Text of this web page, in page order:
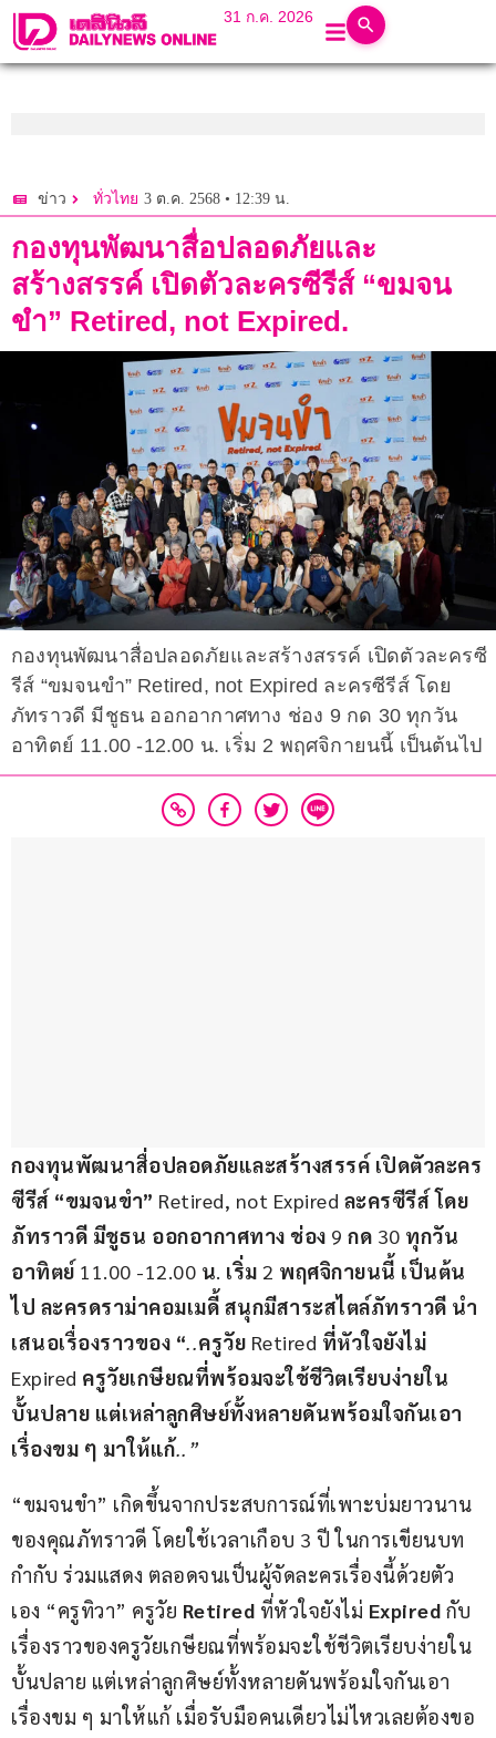
31 ก.ค. 2026
ข่าว ทั่วไทย 3 ต.ค. 2568 • 12:39 น.
กองทุนพัฒนาสื่อปลอดภัยและ
สร้างสรรค์ เปิดตัวละครซีรีส์ “ขมจน
ขำ” Retired, not Expired.
กองทุนพัฒนาสื่อปลอดภัยและสร้างสรรค์ เปิดตัวละครซี
รีส์ “ขมจนขำ” Retired, not Expired ละครซีรีส์ โดย
ภัทราวดี มีชูธน ออกอากาศทาง ช่อง 9 กด 30 ทุกวัน
อาทิตย์ 11.00 -12.00 น. เริ่ม 2 พฤศจิกายนนี้ เป็นต้นไป
กองทุนพัฒนาสื่อปลอดภัยและสร้างสรรค์ เปิดตัวละคร
ซีรีส์ “ขมจนขำ” Retired, not Expired ละครซีรีส์ โดย
ภัทราวดี มีชูธน ออกอากาศทาง ช่อง 9 กด 30 ทุกวัน
อาทิตย์ 11.00 -12.00 น. เริ่ม 2 พฤศจิกายนนี้ เป็นต้น
ไป ละครดราม่าคอมเมดี้ สนุกมีสาระสไตล์ภัทราวดี นำ
เสนอเรื่องราวของ “..ครูวัย Retired ที่หัวใจยังไม่
Expired ครูวัยเกษียณที่พร้อมจะใช้ชีวิตเรียบง่ายใน
บั้นปลาย แต่เหล่าลูกศิษย์ทั้งหลายดันพร้อมใจกันเอา
เรื่องขม ๆ มาให้แก้..”
“ขมจนขำ” เกิดขึ้นจากประสบการณ์ที่เพาะบ่มยาวนาน
ของคุณภัทราวดี โดยใช้เวลาเกือบ 3 ปี ในการเขียนบท
กำกับ ร่วมแสดง ตลอดจนเป็นผู้จัดละครเรื่องนี้ด้วยตัว
เอง “ครูทิวา” ครูวัย Retired ที่หัวใจยังไม่ Expired กับ
เรื่องราวของครูวัยเกษียณที่พร้อมจะใช้ชีวิตเรียบง่ายใน
บั้นปลาย แต่เหล่าลูกศิษย์ทั้งหลายดันพร้อมใจกันเอา
เรื่องขม ๆ มาให้แก้ เมื่อรับมือคนเดียวไม่ไหวเลยต้องขอ